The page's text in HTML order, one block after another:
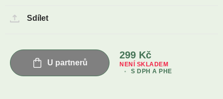
Sdílet
U partnerů
299 Kč
S DPH A PHE
NENÍ SKLADEM